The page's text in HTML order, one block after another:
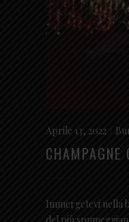
Aprile 13, 2022
CHAMPAGNE
Immergetevi nella